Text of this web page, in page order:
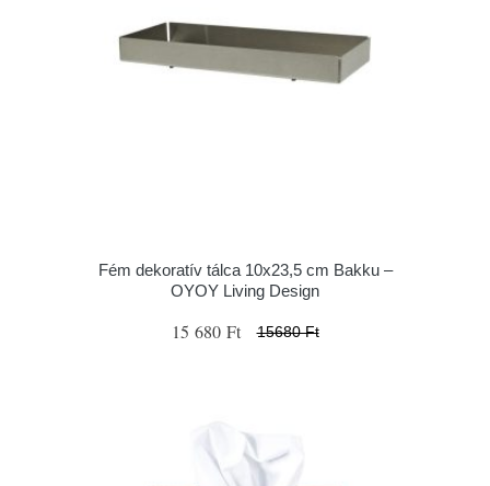
Fém dekoratív tálca 10x23,5 cm Bakku –
OYOY Living Design
15 680 Ft 15680 Ft